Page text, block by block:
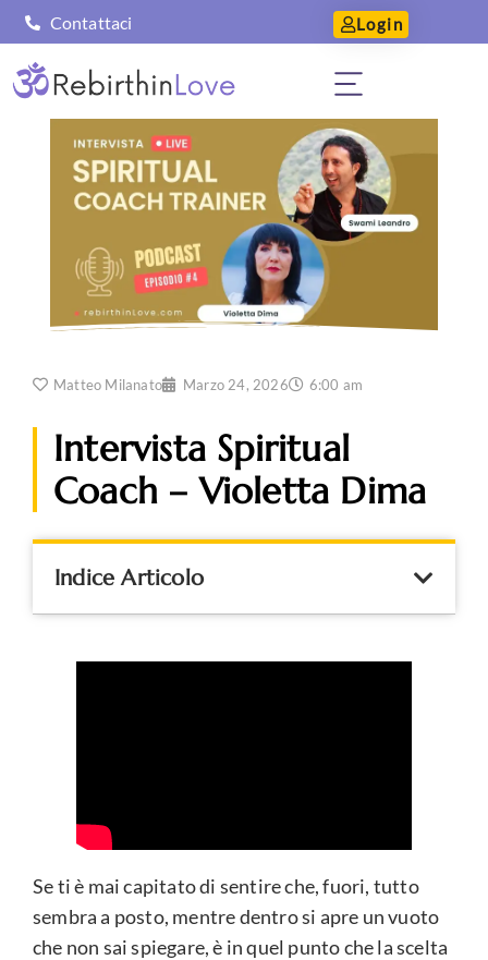
Contattaci Login
Matteo Milanato Marzo 24, 2026 6:00 am
Intervista Spiritual
Coach – Violetta Dima
Indice Articolo
Se ti è mai capitato di sentire che, fuori, tutto
sembra a posto, mentre dentro si apre un vuoto
che non sai spiegare, è in quel punto che la scelta